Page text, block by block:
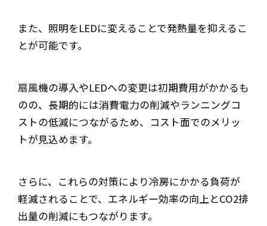
また、照明をLEDに変えることで発熱量を抑えるこ
とが可能です。
扇風機の導入やLEDへの変更は初期費用がかかるも
のの、長期的には消費電力の削減やランニングコ
ストの低減につながるため、コスト面でのメリッ
トが見込めます。
さらに、これらの対策により冷房にかかる負荷が
軽減されることで、エネルギー効率の向上とCO2排
出量の削減にもつながります。